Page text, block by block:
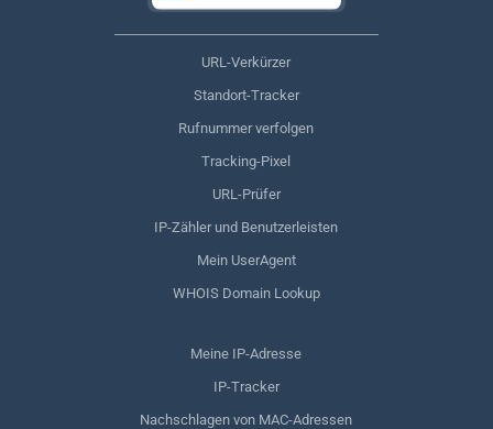
URL-Verkürzer
Standort-Tracker
Rufnummer verfolgen
Tracking-Pixel
URL-Prüfer
IP-Zähler und Benutzerleisten
Mein UserAgent
WHOIS Domain Lookup
Meine IP-Adresse
IP-Tracker
Nachschlagen von MAC-Adressen